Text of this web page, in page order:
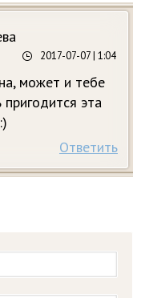
2017-07-07 | 1:04
может и тебе
эта
Ответить